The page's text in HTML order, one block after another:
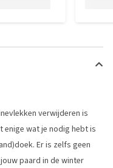
verwijderen is
enige wat je nodig hebt is
Er is zelfs geen
paard in de winter